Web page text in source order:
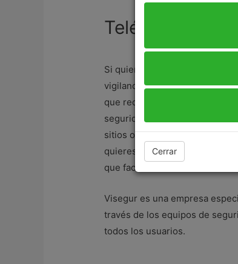
Teléfono de
Si quieres conocer más sobre
vigilancia, debes llamar a los
que requieres. La asesoría
seguridad, sistemas de
sitios online para conocer
quieres asistencia de los
que facilitaremos.
Visegur es una empresa
través de los equipos de
todos los usuarios.
Cerrar